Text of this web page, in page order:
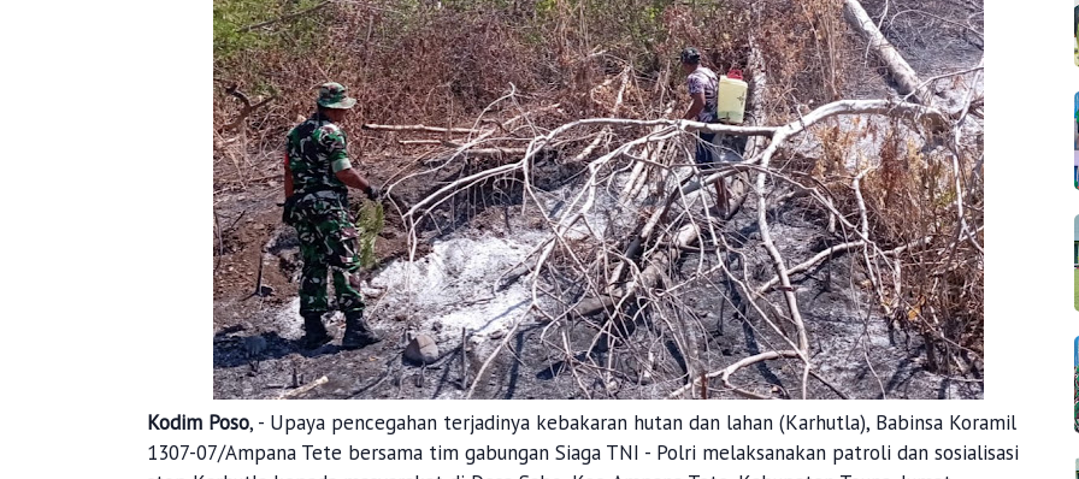
Kodim Poso, - Upaya pencegahan terjadinya kebakaran hutan dan lahan (Karhutla), Babinsa Koramil
1307-07/Ampana Tete bersama tim gabungan Siaga TNI - Polri melaksanakan patroli dan sosialisasi